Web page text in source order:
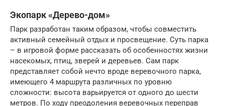
Экопарк «Дерево-дом»
Парк разработан таким образом, чтобы совместить
активный семейный отдых и просвещение. Суть парка
– в игровой форме рассказать об особенностях жизни
насекомых, птиц, зверей и деревьев. Сам парк
представляет собой нечто вроде веревочного парка,
имеющего 4 маршрута различных по уровню
сложности: высота варьируется от одного до шести
метров. По ходу преодоления веревочных переправ